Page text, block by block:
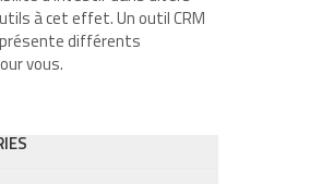
à cet effet. Un outil CRM
différents
vous.